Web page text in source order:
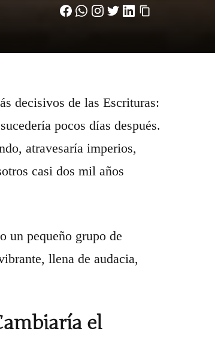
decisivos de las Escrituras:
pocos días después.
atravesaría imperios,
casi dos mil años
un pequeño grupo de
llena de audacia,
el